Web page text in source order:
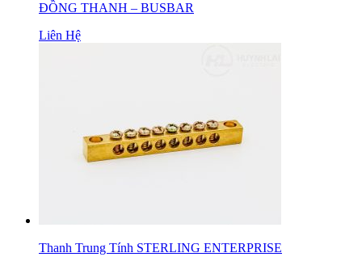
ĐỒNG THANH – BUSBAR
Liên Hệ
Thanh Trung Tính STERLING ENTERPRISE